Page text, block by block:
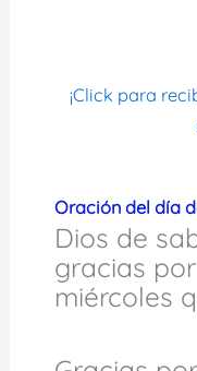
¡Click para
Oración del día
Dios de
gracias
miércoles